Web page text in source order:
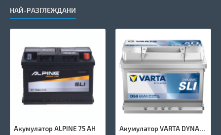
на качеството и надеждността на Akcent, за да се
чувствате уверени по време на пътуванията си.
Акумулаторите Akcent се
предлагат с 24 месеца
гаранция.
НАЙ-РАЗГЛЕЖДАНИ
Акумулатор ALPINE 75 AH
Акумулатор VARTA DYNAMIC SLI 60 AH